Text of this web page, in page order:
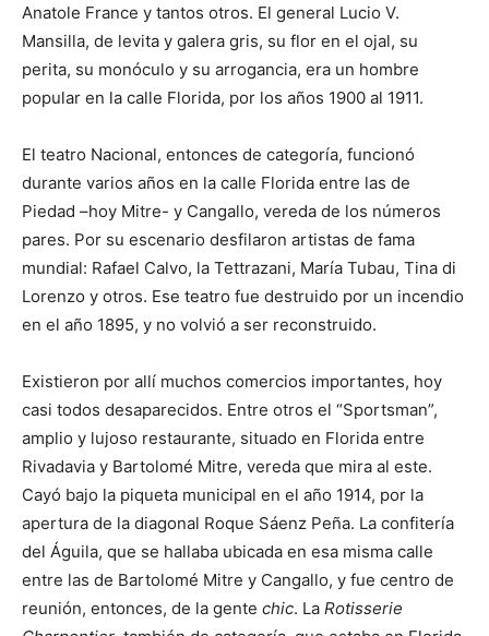
Anatole France y tantos otros. El general Lucio V.
Mansilla, de levita y galera gris, su flor en el ojal, su
perita, su monóculo y su arrogancia, era un hombre
popular en la calle Florida, por los años 1900 al 1911.
El teatro Nacional, entonces de categoría, funcionó
durante varios años en la calle Florida entre las de
Piedad –hoy Mitre- y Cangallo, vereda de los números
pares. Por su escenario desfilaron artistas de fama
mundial: Rafael Calvo, la Tettrazani, María Tubau, Tina di
Lorenzo y otros. Ese teatro fue destruido por un incendio
en el año 1895, y no volvió a ser reconstruido.
Existieron por allí muchos comercios importantes, hoy
casi todos desaparecidos. Entre otros el “Sportsman”,
amplio y lujoso restaurante, situado en Florida entre
Rivadavia y Bartolomé Mitre, vereda que mira al este.
Cayó bajo la piqueta municipal en el año 1914, por la
apertura de la diagonal Roque Sáenz Peña. La confitería
del Águila, que se hallaba ubicada en esa misma calle
entre las de Bartolomé Mitre y Cangallo, y fue centro de
reunión, entonces, de la gente chic. La Rotisserie